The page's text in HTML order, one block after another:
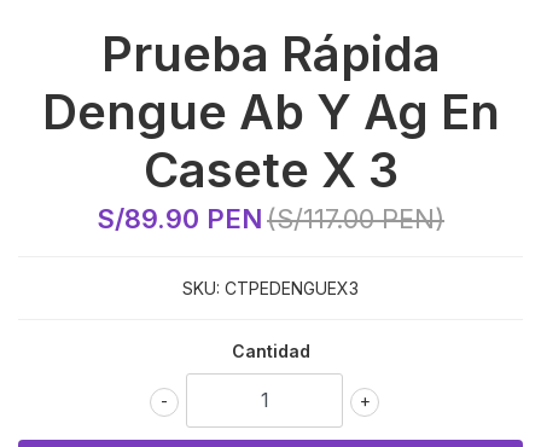
Prueba Rápida
Dengue Ab Y Ag En
Casete X 3
S/89.90 PEN(S/117.00 PEN)
SKU: CTPEDENGUEX3
Cantidad
+
-